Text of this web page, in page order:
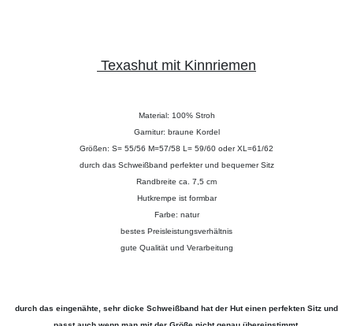
Texashut mit Kinnriemen
Material: 100% Stroh
Garnitur: braune Kordel
Größen: S= 55/56 M=57/58 L= 59/60 oder XL=61/62
durch das Schweißband perfekter und bequemer Sitz
Randbreite ca. 7,5 cm
Hutkrempe ist formbar
Farbe: natur
bestes Preisleistungsverhältnis
gute Qualität und Verarbeitung
durch das eingenähte, sehr dicke Schweißband hat der Hut einen perfekten Sitz und